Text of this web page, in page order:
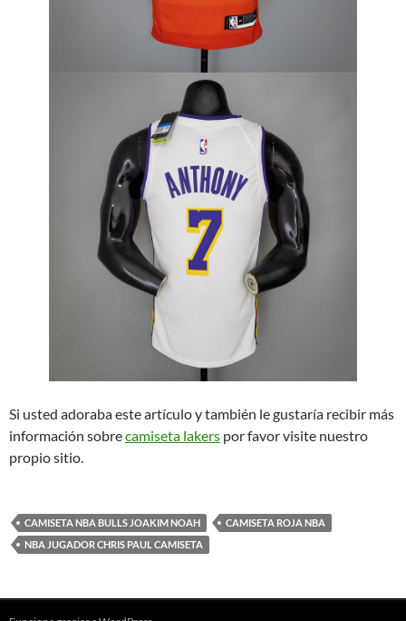
Si usted adoraba este artículo y también le gustaría recibir más
información sobrecamiseta lakers por favor visite nuestro
propio sitio.
CAMISETA NBA BULLS JOAKIM NOAH
CAMISETA ROJA NBA
NBA JUGADOR CHRIS PAUL CAMISETA